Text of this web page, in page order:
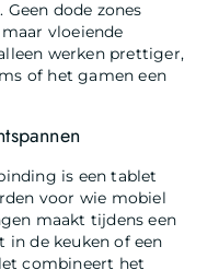
dode zones
vloeiende
werken prettiger,
of het gamen een
is een tablet
voor wie mobiel
maakt tijdens een
in de keuken of een
combineert het